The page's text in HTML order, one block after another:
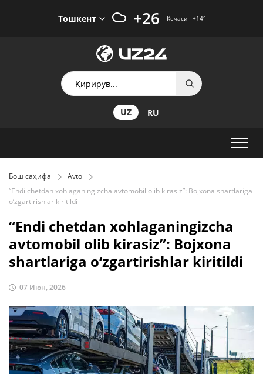
Тошкент +26 Кечаси +14°
UZ RU
Бош саҳифа
Avto
“Endi chetdan xohlaganingizcha avtomobil olib kirasiz”: Bojxona shartlariga
o‘zgartirishlar kiritildi
“Endi chetdan xohlaganingizcha
avtomobil olib kirasiz”: Bojxona
shartlariga o‘zgartirishlar kiritildi
07 Июн, 2026